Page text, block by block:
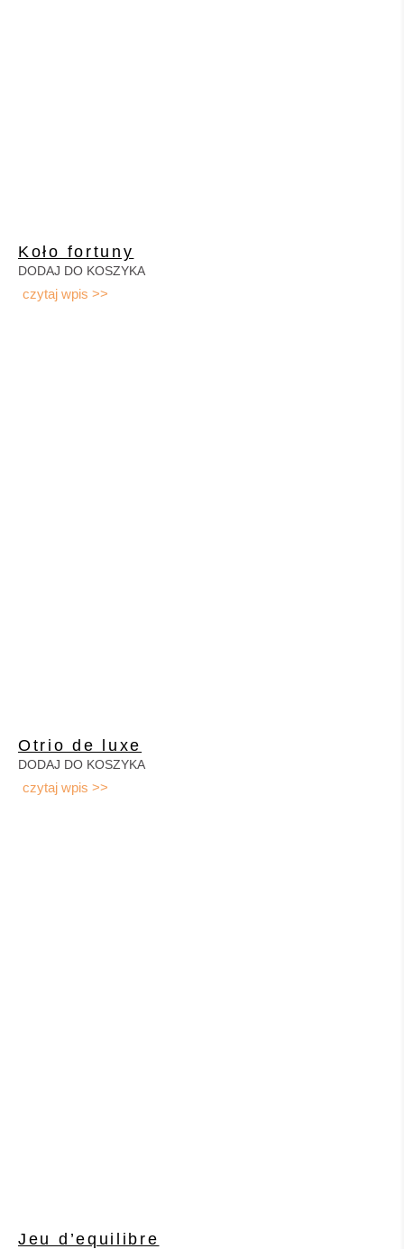
Koło fortuny
DODAJ DO KOSZYKA
czytaj wpis >>
Otrio de luxe
DODAJ DO KOSZYKA
czytaj wpis >>
Jeu d’equilibre